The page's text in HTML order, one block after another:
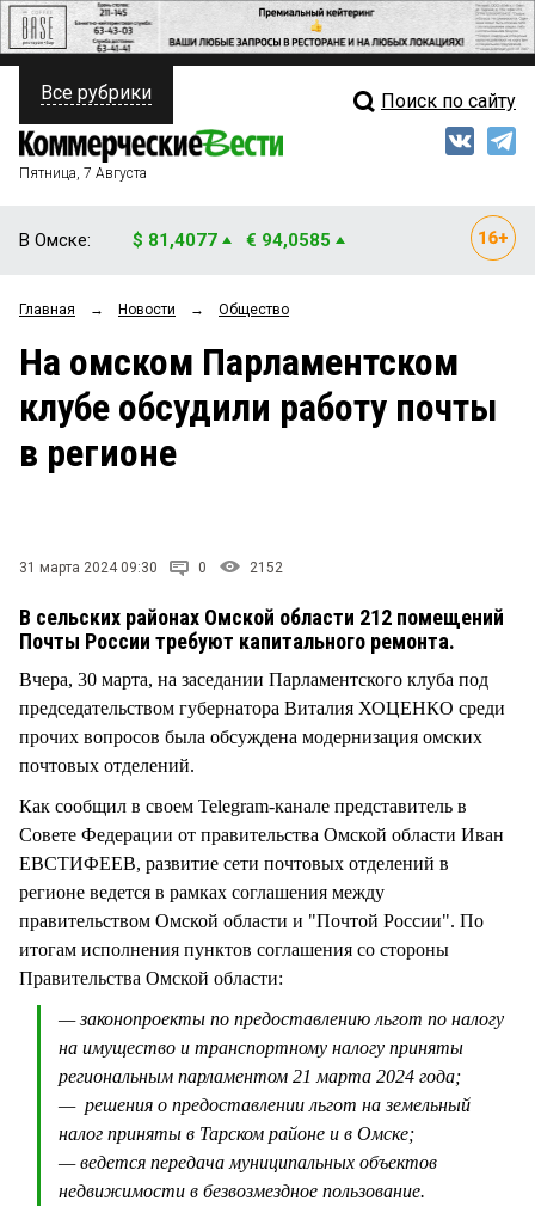
ПОЛИТИКА
ФИНАНСЫ
ОБЩЕСТВО
ЗАКОН
НОВОСТИ КОМПАНИЙ
Свежий выпуск
Рейтинги
Блоги
Все рубрики Поиск по сайту
Пятница, 7 Августа
В Омске: $ 81,4077 € 94,0585
Главная → Новости → Общество
На омском Парламентском
клубе обсудили работу почты
в регионе
31 марта 2024 09:30 0 2152
В сельских районах Омской области 212 помещений
Почты России требуют капитального ремонта.
Вчера, 30 марта, на заседании Парламентского клуба под
председательством губернатора Виталия ХОЦЕНКО среди
прочих вопросов была обсуждена модернизация омских
почтовых отделений.
Как сообщил в своем Telegram-канале представитель в
Совете Федерации от правительства Омской области Иван
ЕВСТИФЕЕВ, развитие сети почтовых отделений в
регионе ведется в рамках соглашения между
правительством Омской области и "Почтой России". По
итогам исполнения пунктов соглашения со стороны
Правительства Омской области:
— законопроекты по предоставлению льгот по налогу
на имущество и транспортному налогу приняты
региональным парламентом 21 марта 2024 года;
— решения о предоставлении льгот на земельный
налог приняты в Тарском районе и в Омске;
— ведется передача муниципальных объектов
недвижимости в безвозмездное пользование.